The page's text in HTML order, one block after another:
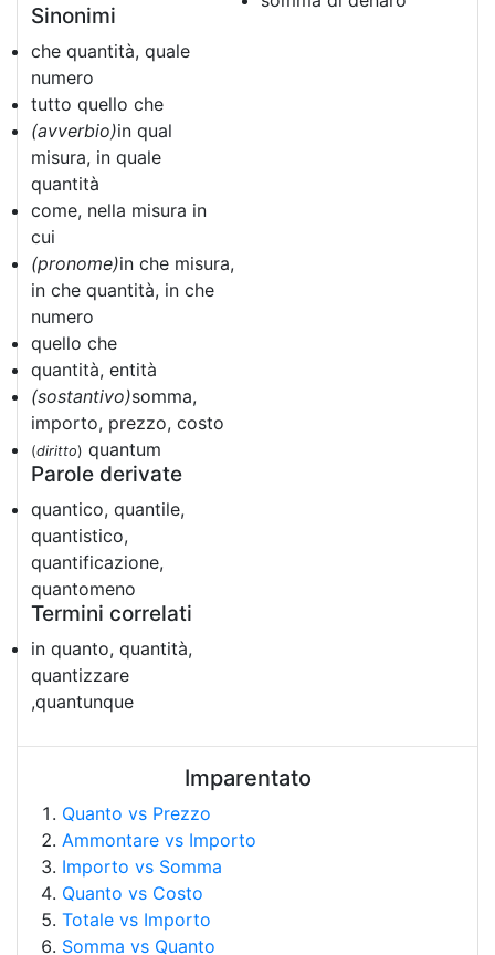
Sinonimi
che quantità, quale
numero
tutto quello che
(avverbio)in qual
misura, in quale
quantità
come, nella misura in
cui
(pronome)in che misura,
in che quantità, in che
numero
quello che
quantità, entità
(sostantivo)somma,
importo, prezzo, costo
(diritto) quantum
Parole derivate
quantico, quantile,
quantistico,
quantificazione,
quantomeno
Termini correlati
in quanto, quantità,
quantizzare
,quantunque
Imparentato
Quanto vs Prezzo
Ammontare vs Importo
Importo vs Somma
Quanto vs Costo
Totale vs Importo
Somma vs Quanto